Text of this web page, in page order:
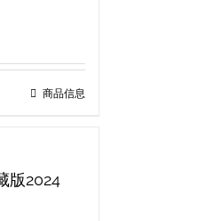
商品信息
版2024